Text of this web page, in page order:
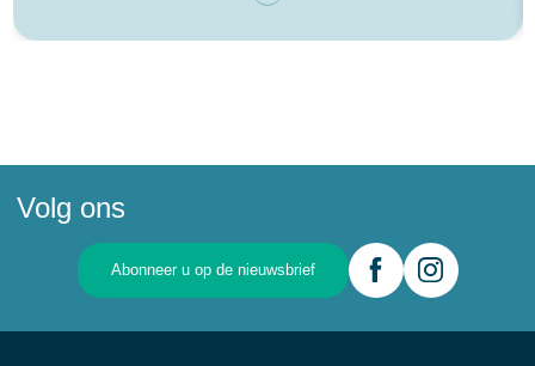
Volg ons
Abonneer u op de nieuwsbrief